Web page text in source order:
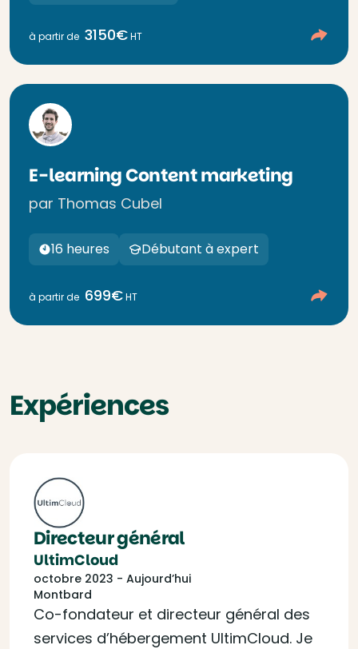
à partir de 3150€HT
E-learning Content marketing
par Thomas Cubel
16 heures Débutant à expert
à partir de 699€HT
Expériences
Directeur général
UltimCloud
octobre 2023 - Aujourd’hui
Montbard
Co-fondateur et directeur général des
services d’hébergement UltimCloud. Je